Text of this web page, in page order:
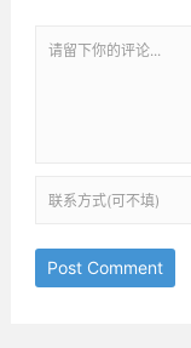
Post Comment